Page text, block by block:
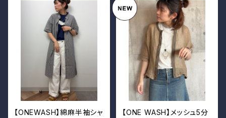
【ONEWASH】綿麻半袖シャ
【ONE WASH】メッシュ5分